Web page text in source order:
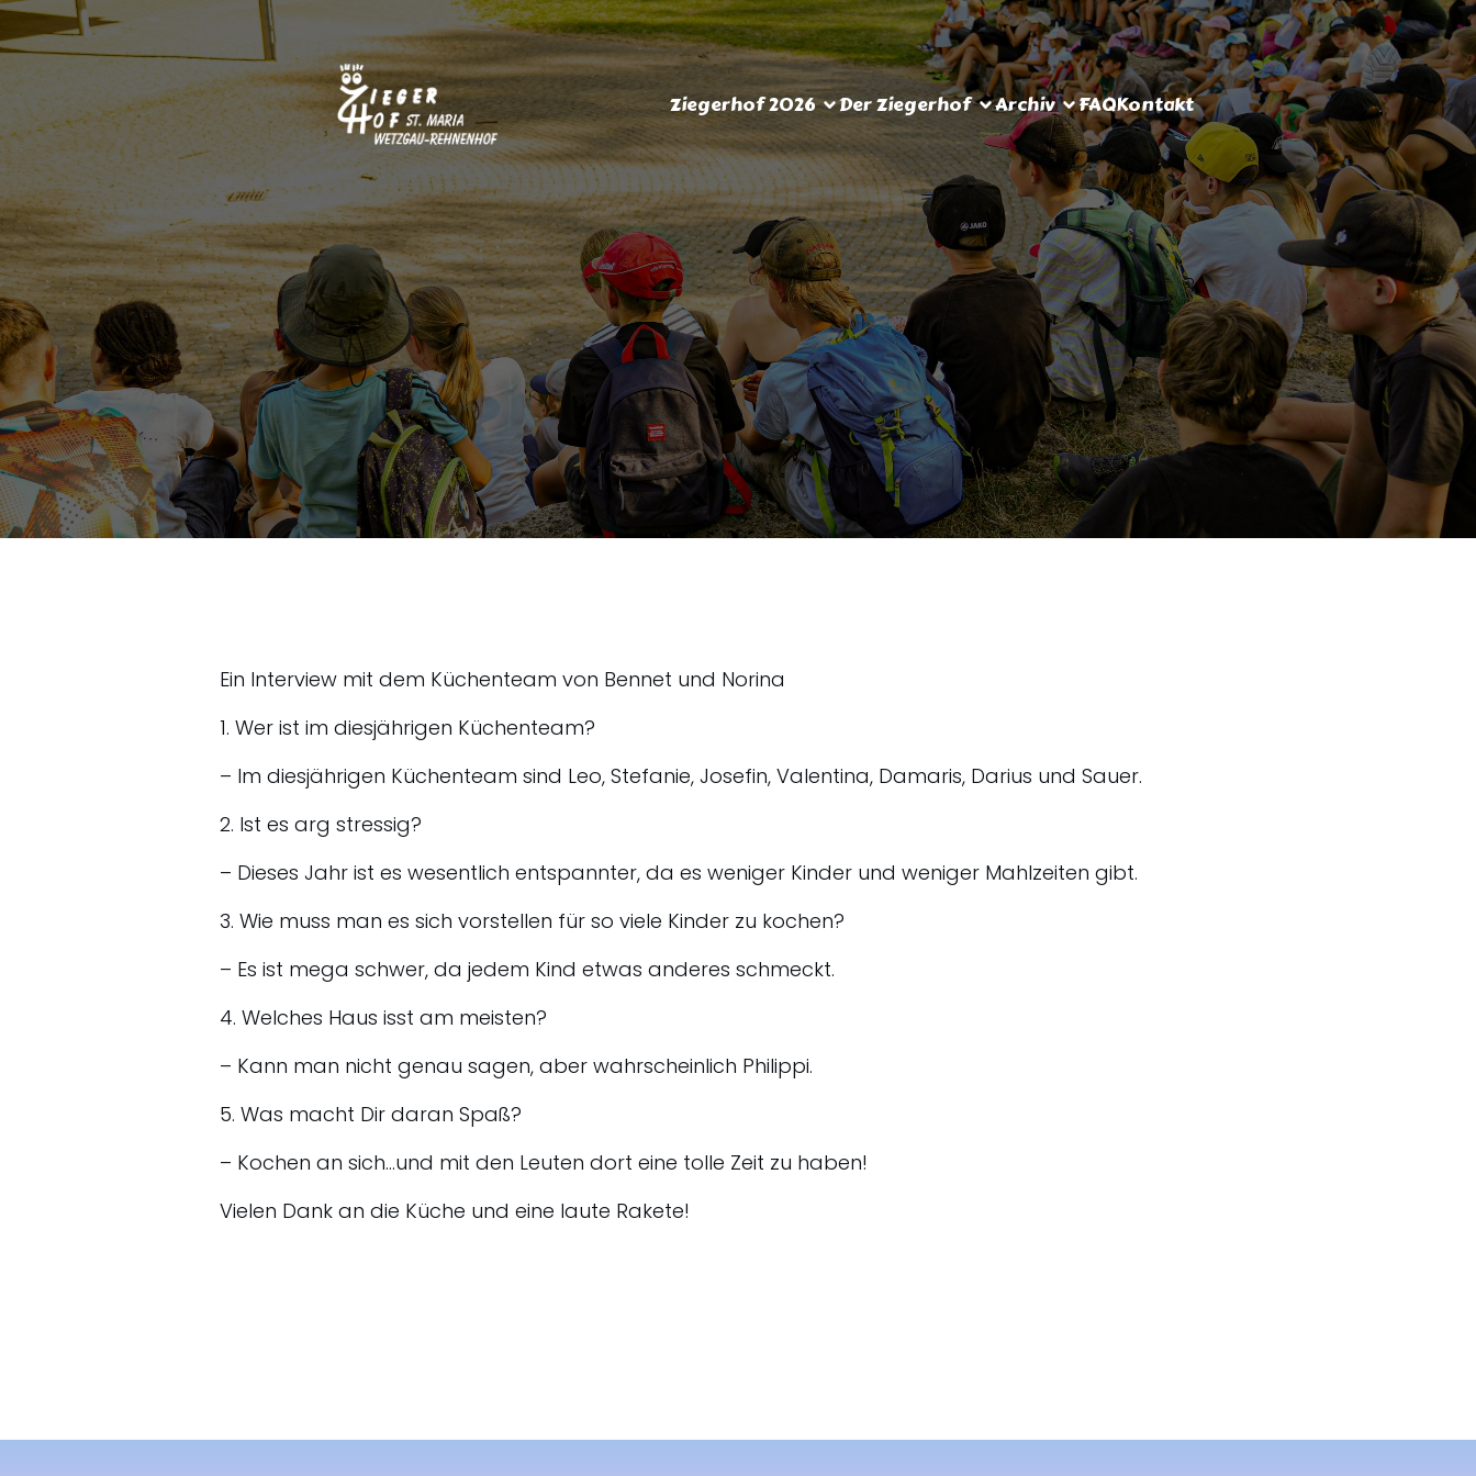
Ziegerhof 2026 Der Ziegerhof Archiv FAQKontakt
Ein Interview mit dem Küchenteam von Bennet und Norina
1. Wer ist im diesjährigen Küchenteam?
– Im diesjährigen Küchenteam sind Leo, Stefanie, Josefin, Valentina, Damaris, Darius und Sauer.
2. Ist es arg stressig?
– Dieses Jahr ist es wesentlich entspannter, da es weniger Kinder und weniger Mahlzeiten gibt.
3. Wie muss man es sich vorstellen für so viele Kinder zu kochen?
– Es ist mega schwer, da jedem Kind etwas anderes schmeckt.
4. Welches Haus isst am meisten?
– Kann man nicht genau sagen, aber wahrscheinlich Philippi.
5. Was macht Dir daran Spaß?
– Kochen an sich…und mit den Leuten dort eine tolle Zeit zu haben!
Vielen Dank an die Küche und eine laute Rakete!